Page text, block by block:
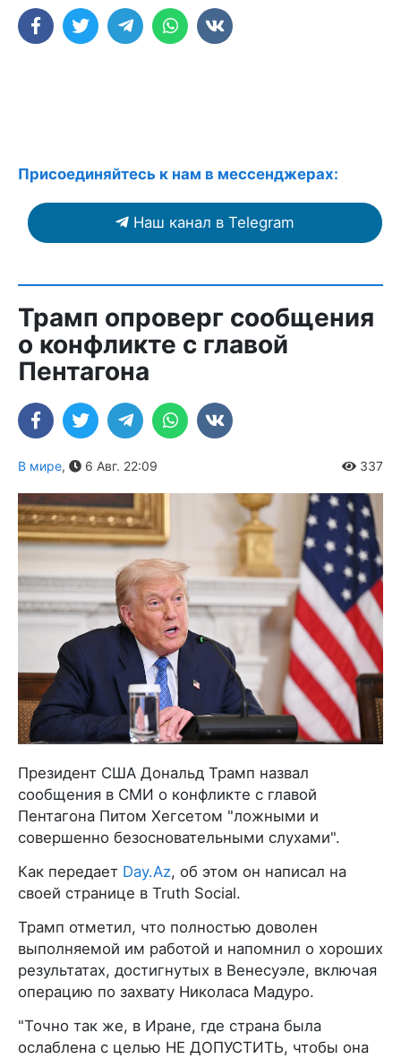
Присоединяйтесь к нам в мессенджерах:
Наш канал в Telegram
Трамп опроверг сообщения
о конфликте с главой
Пентагона
В мире, 6 Авг. 22:09 337
Президент США Дональд Трамп назвал
сообщения в СМИ о конфликте с главой
Пентагона Питом Хегсетом "ложными и
совершенно безосновательными слухами".
Как передает Day.Az, об этом он написал на
своей странице в Truth Social.
Трамп отметил, что полностью доволен
выполняемой им работой и напомнил о хороших
результатах, достигнутых в Венесуэле, включая
операцию по захвату Николаса Мадуро.
"Точно так же, в Иране, где страна была
ослаблена с целью НЕ ДОПУСТИТЬ, чтобы она